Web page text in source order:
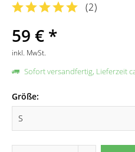
(2)
59 € *
inkl. MwSt.
Sofort versandfertig, Lieferzeit
Größe: